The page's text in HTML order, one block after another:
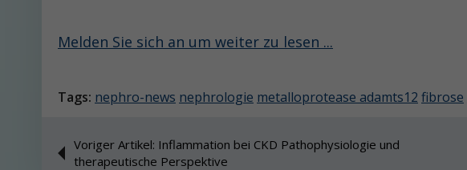
Melden Sie sich an um weiter zu lesen ...
Tags: nephro-news nephrologie metalloprotease adamts12 fibrose
Voriger Artikel: Inflammation bei CKD Pathophysiologie und
therapeutische Perspektive